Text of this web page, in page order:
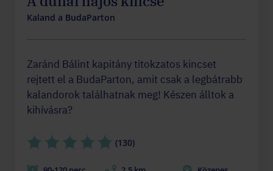
Kaland a BudaParton
Zaránd Bálint kapitány titokzatos kincset
rejtett el a BudaParton, amit csak a legbátrabb
kalandorok találhatnak meg! Készen álltok a
kihívásra?
(130)